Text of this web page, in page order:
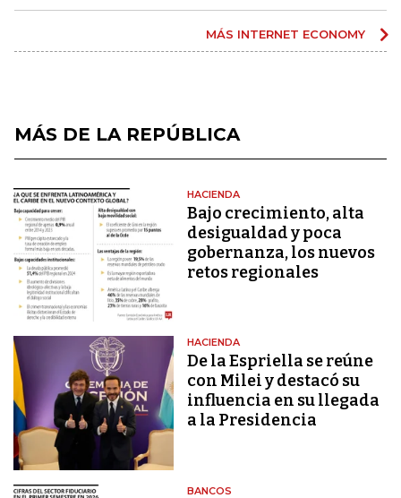
MÁS INTERNET ECONOMY
MÁS DE LA REPÚBLICA
HACIENDA
Bajo crecimiento, alta
desigualdad y poca
gobernanza, los nuevos
retos regionales
HACIENDA
De la Espriella se reúne
con Milei y destacó su
influencia en su llegada
a la Presidencia
BANCOS